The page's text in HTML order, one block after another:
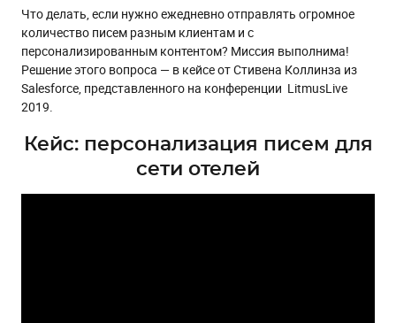
Усложнение процесса
Использование внешних источников данных для
формирования персонализированных писем в eSputnik
Подстановка переменных из Google Spreadsheet в
письмо
Что делать, если нужно ежедневно отправлять огромное
количество писем разным клиентам и с
персонализированным контентом? Миссия выполнима!
Решение этого вопроса — в кейсе от Стивена Коллинза из
Salesforce, представленного на конференции LitmusLive
2019.
Кейс: персонализация писем для
сети отелей